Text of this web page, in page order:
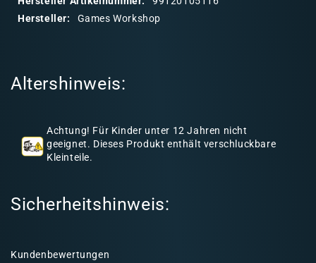
n
Hersteller:
Games Workshop
Altershinweis:
Achtung! Für Kinder unter 12 Jahren nicht
geeignet. Dieses Produkt enthält verschluckbare
Kleinteile.
Sicherheitshinweis:
Kundenbewertungen